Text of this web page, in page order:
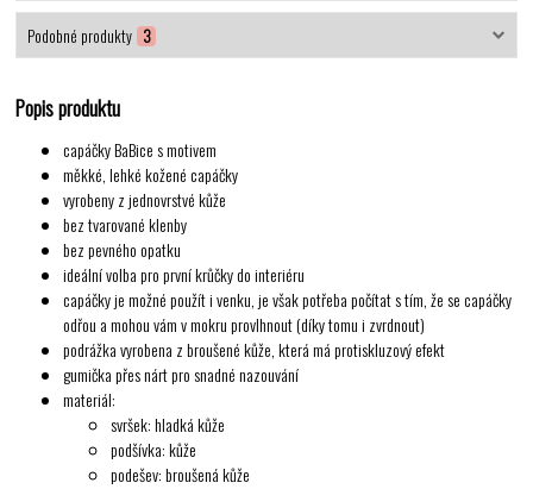
Podobné produkty 3
Popis produktu
capáčky BaBice s motivem
měkké, lehké kožené capáčky
vyrobeny z jednovrstvé kůže
bez tvarované klenby
bez pevného opatku
ideální volba pro první krůčky do interiéru
capáčky je možné použít i venku, je však potřeba počítat s tím, že se capáčky
odřou a mohou vám v mokru provlhnout (díky tomu i zvrdnout)
podrážka vyrobena z broušené kůže, která má protiskluzový efekt
gumička přes nárt pro snadné nazouvání
materiál:
svršek: hladká kůže
podšívka: kůže
podešev: broušená kůže